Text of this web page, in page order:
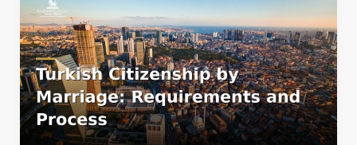
کے
ذریعے
ترکی
شہریت:
شرائط
اور
طریقہ